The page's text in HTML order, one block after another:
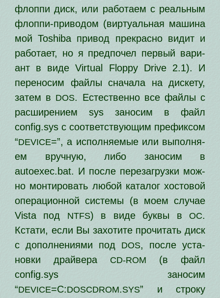
флоп­пи диск, или рабо­та­ем с реаль­ным
флоп­пи-при­во­дом (вир­ту­аль­ная маши­на
мой Toshiba при­вод пре­крас­но видит и
рабо­та­ет, но я пред­по­чел пер­вый вари­
ант в виде Virtual Floppy Drive 2.1). И
пере­но­сим фай­лы сна­ча­ла на дис­ке­ту,
затем в DOS. Естественно все фай­лы с
рас­ши­ре­ни­ем sys зано­сим в файл
config.sys с соот­вет­ству­ю­щим пре­фик­сом
“DEVICE=”, а испол­ня­е­мые или выпол­ня­
ем вруч­ную, либо зано­сим в
autoexec.bat. И после пере­за­груз­ки мож­
но мон­ти­ро­вать любой ката­лог хосто­вой
опе­ра­ци­он­ной систе­мы (в моем слу­чае
Vista под
NTFS) в виде бук­вы вОС.
Кстати, если Вы захо­ти­те про­чи­тать диск
с допол­не­ни­я­ми под DOS, после уста­
нов­ки драй­ве­ра CD-ROM (в файл
config.sys зано­сим
“DEVICE=C:DOSCDROM.SYS” и стро­ку